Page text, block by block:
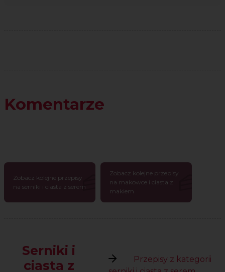
Komentarze
Zobacz kolejne przepisy
na serniki i ciasta z serem
Zobacz kolejne przepisy
na makowce i ciasta z
makiem
Serniki i
ciasta z
Przepisy z kategorii